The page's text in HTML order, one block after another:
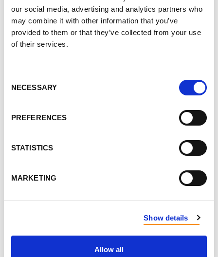
our social media, advertising and analytics partners who
may combine it with other information that you’ve
provided to them or that they’ve collected from your use
of their services.
Selection
NECESSARY
PREFERENCES
STATISTICS
MARKETING
Show details
Allow all
« Phos- » (phosphate, acide phosphorique)
Phosphate de sodium
Phosphate de calcium
Pyrophosphate
Les additifs de potassium comprennent souvent :
Chlorure de potassium
Citrate de potassium
Comment profiter
des aliments riches
en potassium avec
une alimentation
pauvre en potassium